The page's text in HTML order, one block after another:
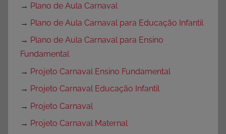
→ Plano de Aula Carnaval
→ Plano de Aula Carnaval para Educação Infantil
→ Plano de Aula Carnaval para Ensino
Fundamental
→ Projeto Carnaval Ensino Fundamental
→ Projeto Carnaval Educação Infantil
→ Projeto Carnaval
→ Projeto Carnaval Maternal